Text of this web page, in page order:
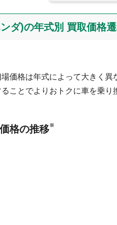
ダ)の年式別 買取価格
場価格は年式によって大きく
ことでよりおトクに車を乗
格の推移※